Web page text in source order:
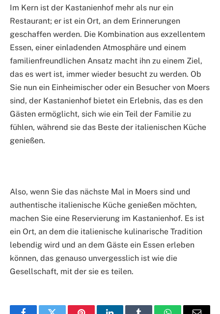
Im Kern ist der Kastanienhof mehr als nur ein
Restaurant; er ist ein Ort, an dem Erinnerungen
geschaffen werden. Die Kombination aus exzellentem
Essen, einer einladenden Atmosphäre und einem
familienfreundlichen Ansatz macht ihn zu einem Ziel,
das es wert ist, immer wieder besucht zu werden. Ob
Sie nun ein Einheimischer oder ein Besucher von Moers
sind, der Kastanienhof bietet ein Erlebnis, das es den
Gästen ermöglicht, sich wie ein Teil der Familie zu
fühlen, während sie das Beste der italienischen Küche
genießen.
Also, wenn Sie das nächste Mal in Moers sind und
authentische italienische Küche genießen möchten,
machen Sie eine Reservierung im Kastanienhof. Es ist
ein Ort, an dem die italienische kulinarische Tradition
lebendig wird und an dem Gäste ein Essen erleben
können, das genauso unvergesslich ist wie die
Gesellschaft, mit der sie es teilen.